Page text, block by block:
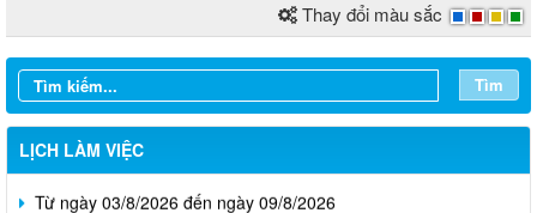
Thay đổi màu sắc
Tìm
LỊCH LÀM VIỆC
Từ ngày 03/8/2026 đến ngày 09/8/2026